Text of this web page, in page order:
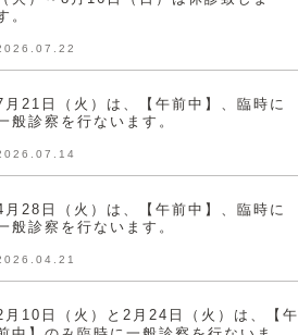
。
月21日（火）は、【午前中】、臨時に
般診察を行ないます。
月28日（火）は、【午前中】、臨時に
般診察を行ないます。
月10日（火）と2月24日（火）は、【午